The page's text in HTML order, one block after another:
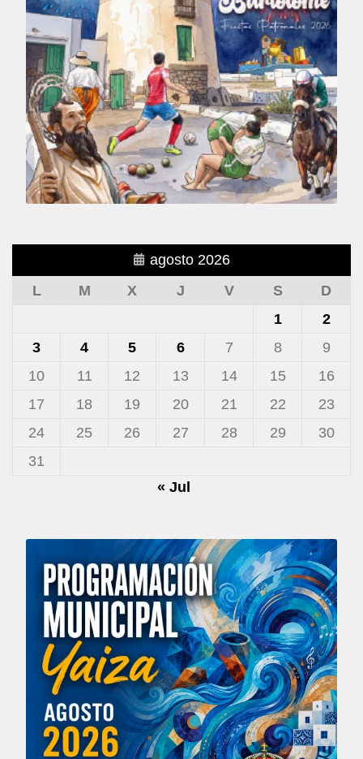
agosto 2026
L
M X J V S
D
1
2
3
4 5 6 7 8
9
10
11 12 13 14 15
16
17
18 19 20 21 22
23
24
25 26 27 28 29
30
31
« Jul